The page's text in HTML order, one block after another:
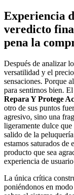
Experiencia
veredicto
pena la
Después de analizar
versatilidad y el
sensaciones. Porque
para sentirnos bien.
Repara Y Protege
otro de sus puntos
agresivo, sino una
ligeramente dulce que
salido de la
estamos saturados de
producto que sea
experiencia de
La única crítica
poniéndonos en